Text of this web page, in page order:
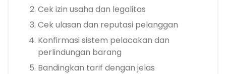
Cek izin usaha dan legalitas
Cek ulasan dan reputasi pelanggan
Konfirmasi sistem pelacakan dan
perlindungan barang
Bandingkan tarif dengan jelas